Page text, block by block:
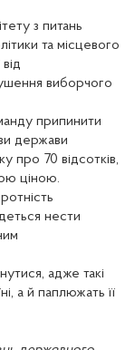
з питань
та місцевого
виборчого
припинити
держави
про 70 відсотків,
ціною.
нести
адже такі
а й паплюжать її